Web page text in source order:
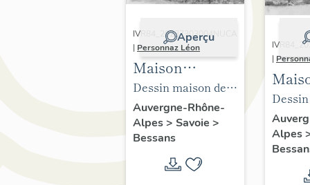
Aperçu
IVR84_20237303004NUCA
| Personnaz Léon
Maison
traditionnelle
dite maison
"des Finette" à
Bessans
Dessin maison des
Finette
Auvergne-Rhône-
Alpes> Savoie >
Bessans
|
dite
"des
Finette
Alpes